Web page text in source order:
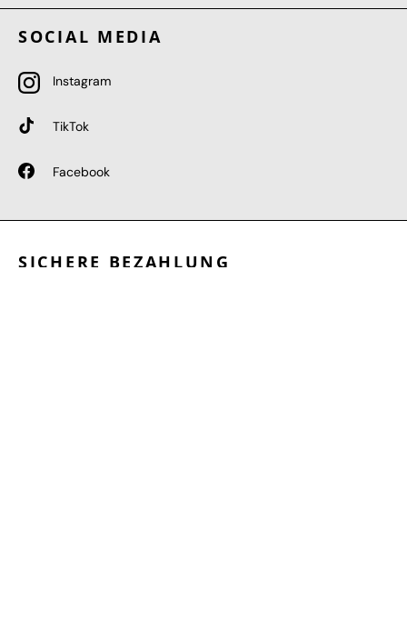
SOCIAL MEDIA
Instagram
TikTok
Facebook
SICHERE BEZAHLUNG